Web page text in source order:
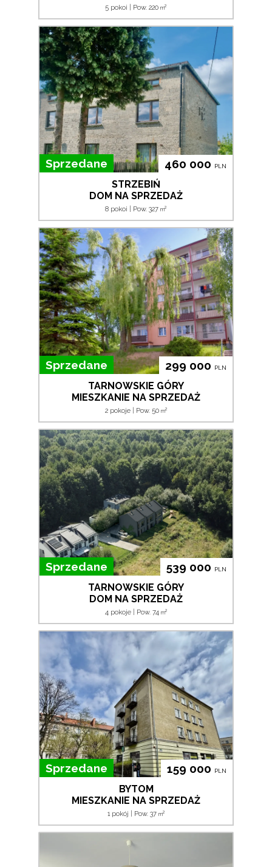
5 pokoi | Pow. 220 m2
Sprzedane 460 000 PLN
STRZEBIŃ
DOM NA SPRZEDAŻ
8 pokoi | Pow. 327 m2
Sprzedane 299 000 PLN
TARNOWSKIE GÓRY
MIESZKANIE NA SPRZEDAŻ
2 pokoje | Pow. 50 m2
Sprzedane 539 000 PLN
TARNOWSKIE GÓRY
DOM NA SPRZEDAŻ
4 pokoje | Pow. 74 m2
Sprzedane 159 000 PLN
BYTOM
MIESZKANIE NA SPRZEDAŻ
1 pokój | Pow. 37 m2